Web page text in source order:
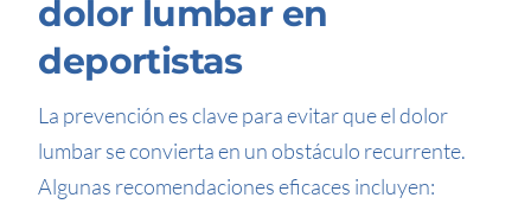
dolor lumbar en
deportistas
La prevención es clave para evitar que el dolor
lumbar se convierta en un obstáculo recurrente.
Algunas recomendaciones eficaces incluyen: